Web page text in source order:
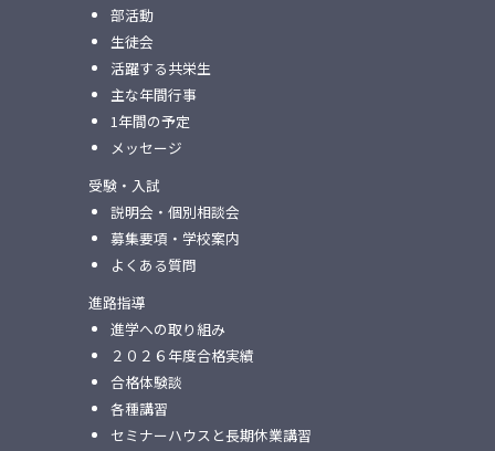
部活動
生徒会
活躍する共栄生
主な年間行事
1年間の予定
メッセージ
受験・入試
説明会・個別相談会
募集要項・学校案内
よくある質問
進路指導
進学への取り組み
２０２６年度合格実績
合格体験談
各種講習
セミナーハウスと⻑期休業講習